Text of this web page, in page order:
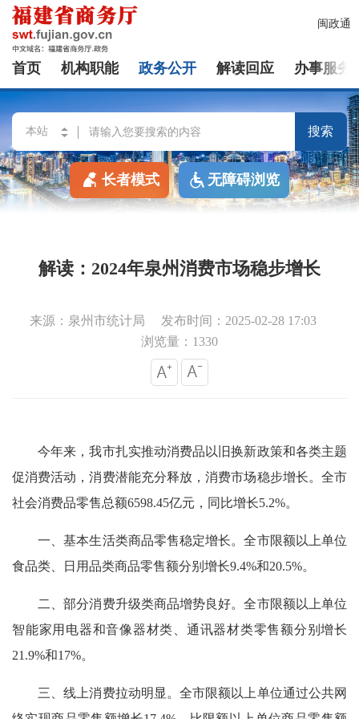
闽政通
首页 机构职能 政务公开 解读回应 办事服务
搜索
长者模式 无障碍浏览
解读：2024年泉州消费市场稳步增长
来源：泉州市统计局
发布时间：2025-02-28 17:03
浏览量：1330
今年来，我市扎实推动消费品以旧换新政策和各类主题
促消费活动，消费潜能充分释放，消费市场稳步增长。全市
社会消费品零售总额6598.45亿元，同比增长5.2%。
一、基本生活类商品零售稳定增长。全市限额以上单位
食品类、日用品类商品零售额分别增长9.4%和20.5%。
二、部分消费升级类商品增势良好。全市限额以上单位
智能家用电器和音像器材类、通讯器材类零售额分别增长
21.9%和17%。
三、线上消费拉动明显。全市限额以上单位通过公共网